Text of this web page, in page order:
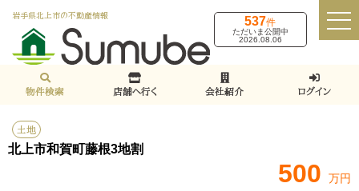
岩手県北上市の不動産情報 537件
ただいま公開中
2026.08.06
物件検索 店舗へ行く 会社紹介 ログイン
土地
北上市和賀町藤根3地割
500 万円